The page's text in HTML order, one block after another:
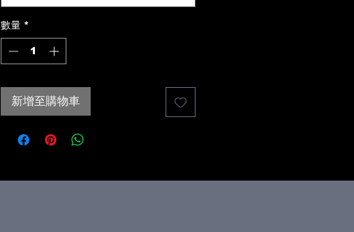
數量 *
新增至購物車